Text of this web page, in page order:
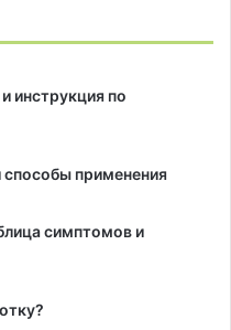
инструкция по
способы применения
симптомов и